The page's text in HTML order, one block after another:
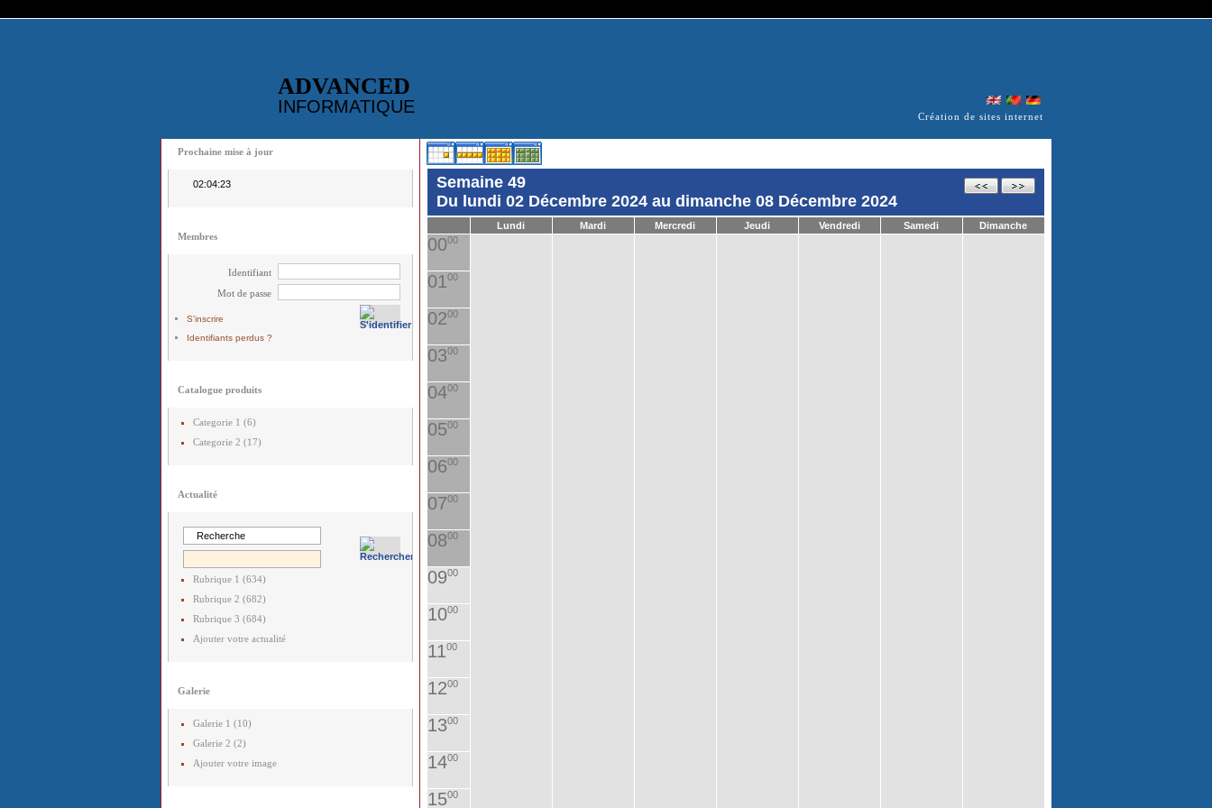
ADVANCED
INFORMATIQUE Création de sites internet
Prochaine mise à jour
02:04:23
Membres
Identifiant
Mot de passe
S'inscrire
Identifiants perdus ?
Catalogue produits
Categorie 1 (6)
Categorie 2 (17)
Actualité
Rubrique 1 (634)
Rubrique 2 (682)
Rubrique 3 (684)
Ajouter votre actualité
Galerie
Galerie 1 (10)
Galerie 2 (2)
Ajouter votre image
Semaine 49
Du lundi 02 Décembre 2024 au dimanche 08 Décembre 2024
Lundi Mardi Mercredi Jeudi Vendredi Samedi Dimanche
0000
0100
0200
0300
0400
0500
0600
0700
0800
0900
1000
1100
1200
1300
1400
1500